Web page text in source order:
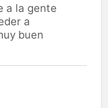
a la gente
a
buen